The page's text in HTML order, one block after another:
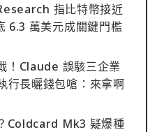
指比特幣接近
6.3 萬美元成關鍵門檻
！Claude 誤駭三企業
行長曬錢包嗆：來拿啊
Coldcard Mk3 疑爆種